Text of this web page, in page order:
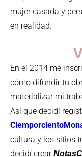
mujer casada y
en realidad.
En el 2014 me
cómo difundir tu
materializar mi
Así que decidí
cultura y los sitios
decidí crear